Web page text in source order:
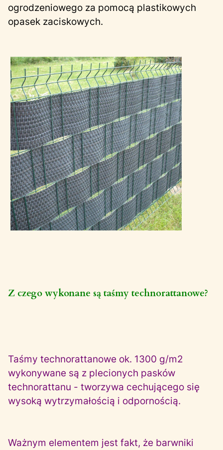
ogrodzeniowego za pomocą plastikowych
opasek zaciskowych.
Z czego wykonane są taśmy technorattanowe?
Taśmy technorattanowe ok. 1300 g/m2
wykonywane są z plecionych pasków
technorattanu - tworzywa cechującego się
wysoką wytrzymałością i odpornością.
Ważnym elementem jest fakt, że barwniki